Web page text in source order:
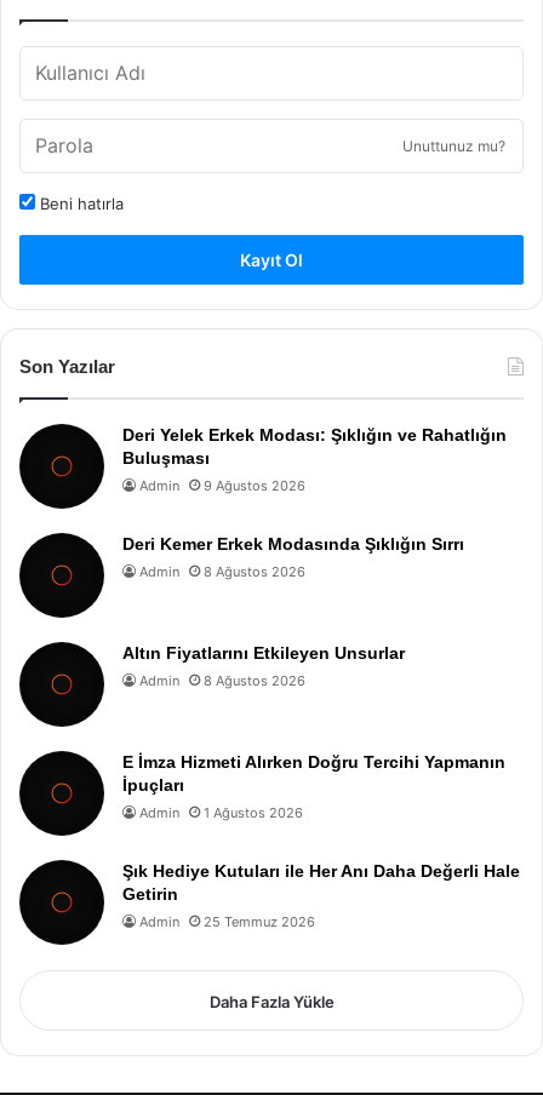
Unuttunuz mu?
Beni hatırla
Kayıt Ol
Son Yazılar
Deri Yelek Erkek Modası: Şıklığın ve Rahatlığın
Buluşması
Admin 9 Ağustos 2026
Deri Kemer Erkek Modasında Şıklığın Sırrı
Admin 8 Ağustos 2026
Altın Fiyatlarını Etkileyen Unsurlar
Admin 8 Ağustos 2026
E İmza Hizmeti Alırken Doğru Tercihi Yapmanın
İpuçları
Admin 1 Ağustos 2026
Şık Hediye Kutuları ile Her Anı Daha Değerli Hale
Getirin
Admin 25 Temmuz 2026
Daha Fazla Yükle